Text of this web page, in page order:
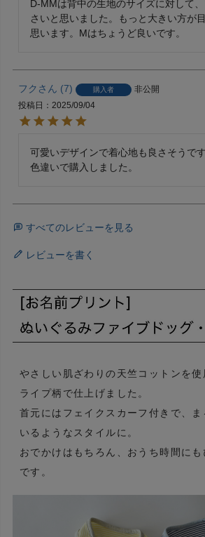
D-MMは背中の生地のサイズに対して
さいと思いました。もっと大きい方が
思います。Mはちょうど良いです。
フク 7 購入者
非公開
投稿日
2025/09/04
可愛いデザインで着心地も良さそうです
色違いで購入しました。
すべてのレビューを見る
レビューを書く
やさしい肌ざわりの天竺コットンを使
ライプ柄で仕上げました。
首元にはフェイクスカーフ付きで、
いるようなスタイルに。
おでかけはもちろん、おうち時間に
です。